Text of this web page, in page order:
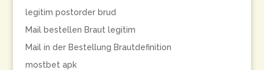
legitim postorder brud
Mail bestellen Braut legitim
Mail in der Bestellung Brautdefinition
mostbet apk